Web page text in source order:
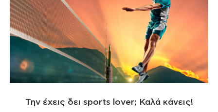
Την έχεις δει sports lover; Καλά κάνεις!